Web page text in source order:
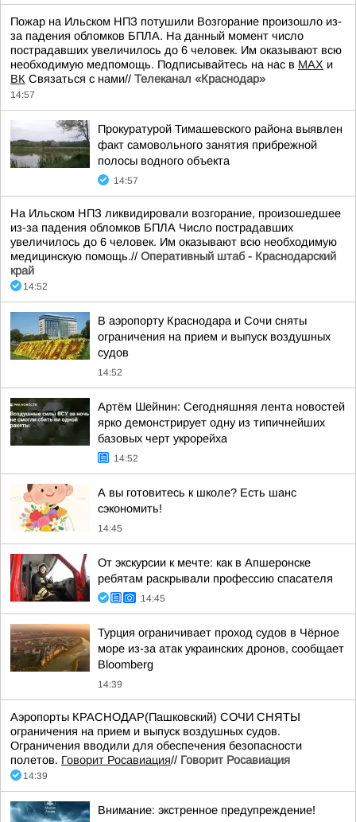
Пожар на Ильском НПЗ потушили Возгорание произошло из-
за падения обломков БПЛА. На данный момент число
пострадавших увеличилось до 6 человек. Им оказывают всю
необходимую медпомощь. Подписывайтесь на нас в MAX и
ВК Связаться с нами// Телеканал «Краснодар»
14:57
Прокуратурой Тимашевского района выявлен
факт самовольного занятия прибрежной
полосы водного объекта
14:57
На Ильском НПЗ ликвидировали возгорание, произошедшее
из-за падения обломков БПЛА Число пострадавших
увеличилось до 6 человек. Им оказывают всю необходимую
медицинскую помощь.// Оперативный штаб - Краснодарский
край
14:52
В аэропорту Краснодара и Сочи сняты
ограничения на прием и выпуск воздушных
судов
14:52
Артём Шейнин: Сегодняшняя лента новостей
ярко демонстрирует одну из типичнейших
базовых черт укрорейха
14:52
А вы готовитесь к школе? Есть шанс
сэкономить!
14:45
От экскурсии к мечте: как в Апшеронске
ребятам раскрывали профессию спасателя
14:45
Турция ограничивает проход судов в Чёрное
море из-за атак украинских дронов, сообщает
Bloomberg
14:39
Аэропорты КРАСНОДАР(Пашковский) СОЧИ СНЯТЫ
ограничения на прием и выпуск воздушных судов.
Ограничения вводили для обеспечения безопасности
полетов. Говорит Росавиация// Говорит Росавиация
14:39
Внимание: экстренное предупреждение!